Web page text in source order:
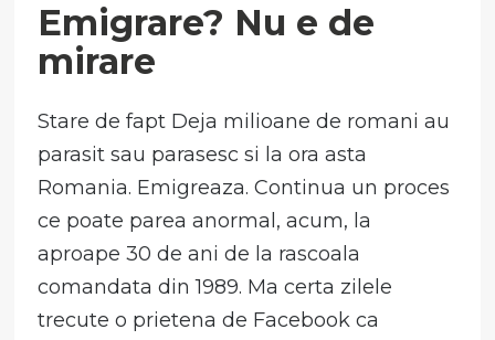
Emigrare? Nu e de
mirare
Stare de fapt Deja milioane de romani au
parasit sau parasesc si la ora asta
Romania. Emigreaza. Continua un proces
ce poate parea anormal, acum, la
aproape 30 de ani de la rascoala
comandata din 1989. Ma certa zilele
trecute o prietena de Facebook ca